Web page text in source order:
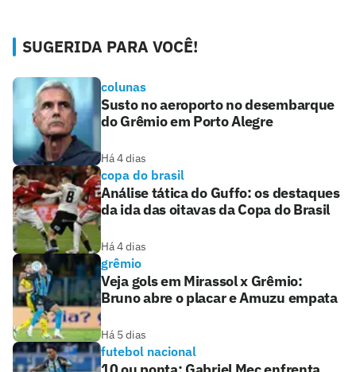
SUGERIDA PARA VOCÊ!
colunas
Susto no aeroporto no desembarque
do Grêmio em Porto Alegre
Há 4 dias
copa do brasil
Análise tática do Guffo: os destaques
da ida das oitavas da Copa do Brasil
Há 4 dias
grêmio
Veja gols em Mirassol x Grêmio:
Bruno abre o placar e Amuzu empata
Há 5 dias
futebol nacional